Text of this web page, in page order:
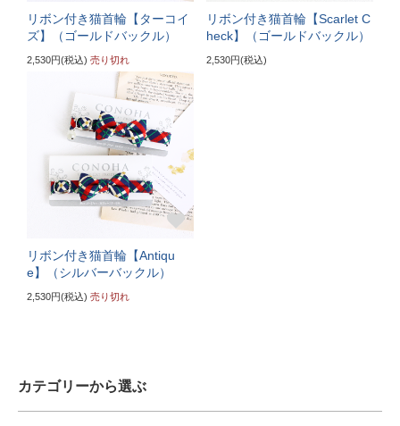
リボン付き猫首輪【ターコイ
ズ】（ゴールドバックル）
2,530円(税込) 売り切れ
リボン付き猫首輪【Scarlet C
heck】（ゴールドバックル）
2,530円(税込)
リボン付き猫首輪【Antiqu
e】（シルバーバックル）
2,530円(税込) 売り切れ
カテゴリーから選ぶ